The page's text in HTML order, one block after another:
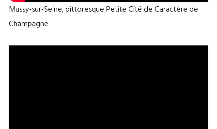
Mussy-sur-Seine, pittoresque Petite Cité de Caractère de
Champagne